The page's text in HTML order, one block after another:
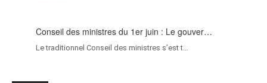
Conseil des ministres du 1er juin : Le gouver…
Le traditionnel Conseil des ministres s’est t…